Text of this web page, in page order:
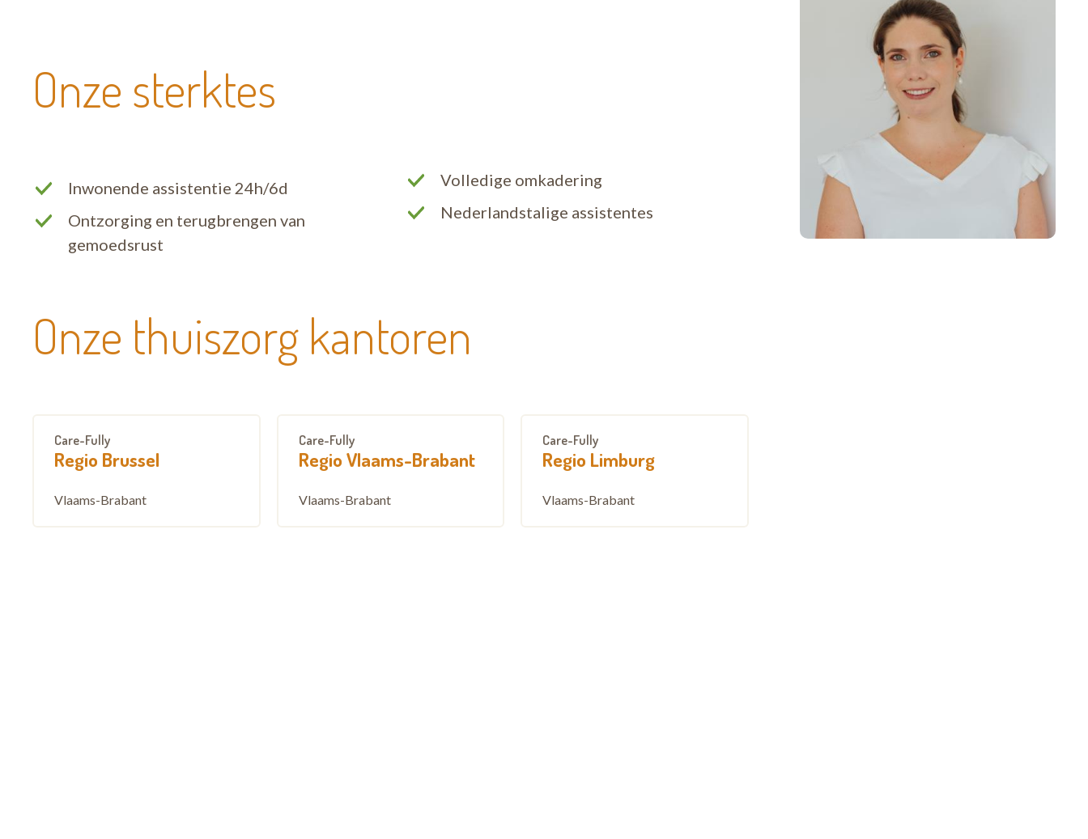
Onze sterktes
Inwonende assistentie 24h/6d
Ontzorging en terugbrengen van
gemoedsrust
Volledige omkadering
Nederlandstalige assistentes
Onze thuiszorg kantoren
Care-Fully
Regio Brussel
Vlaams-Brabant
Care-Fully
Regio Vlaams-Brabant
Vlaams-Brabant
Care-Fully
Regio Limburg
Vlaams-Brabant